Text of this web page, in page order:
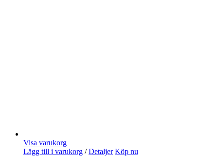
Visa varukorg
Lägg till i varukorg / Detaljer Köp nu